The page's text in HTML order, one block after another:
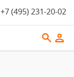
+7 (495) 231-20-02